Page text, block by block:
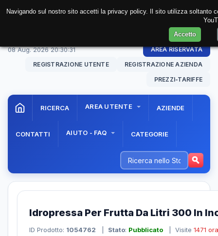
08 Aug. 202620:30:31 AREA RISERVATA
REGISTRAZIONE UTENTE REGISTRAZIONE AZIENDA
PREZZI-TARIFFE
RICERCA AREA UTENTE AZIENDE
CONTATTI AIUTO - FAQ CATEGORIE
Idropressa Per Frutta Da Litri 300 In
ID Prodotto: 1054762 Stato: Pubblicato | Visite 1471 ora
Navigando sul nostro sito accetti la privacy policy. Il sito utilizza soltanto
Accetto